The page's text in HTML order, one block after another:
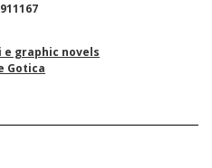
e graphic novels
Gotica